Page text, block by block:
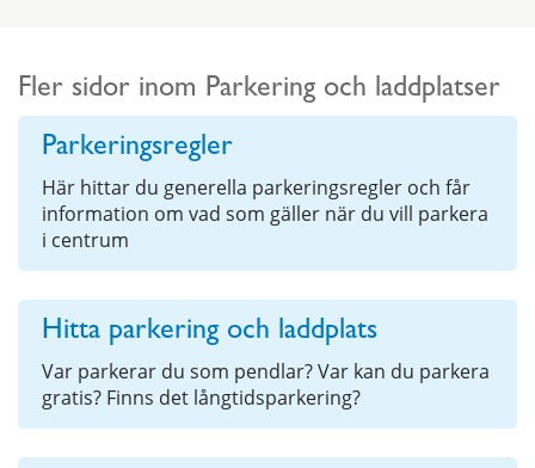
Fler sidor inom Parkering och laddplatser
Parkeringsregler
Här hittar du generella parkeringsregler och får
information om vad som gäller när du vill parkera
i centrum
Hitta parkering och laddplats
Var parkerar du som pendlar? Var kan du parkera
gratis? Finns det långtidsparkering?